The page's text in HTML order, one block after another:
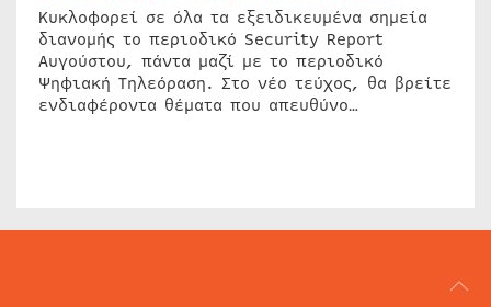
Κυκλοφορεί σε όλα τα εξειδικευμένα σημεία
διανομής το περιοδικό Security Report
Αυγούστου, πάντα μαζί με το περιοδικό
Ψηφιακή Τηλεόραση. Στο νέο τεύχος, θα βρείτε
ενδιαφέροντα θέματα που απευθύνο…